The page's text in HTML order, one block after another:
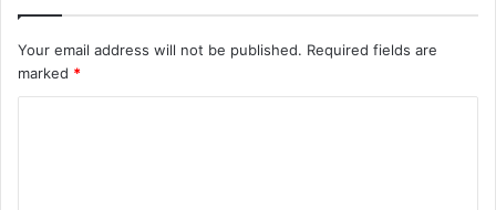
Your email address will not be published. Required fields are
marked *